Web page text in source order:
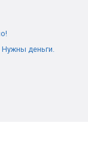
деньги.